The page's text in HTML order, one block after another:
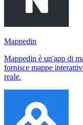
Mappedin
Mappedin è un'app di
fornisce mappe
reale.